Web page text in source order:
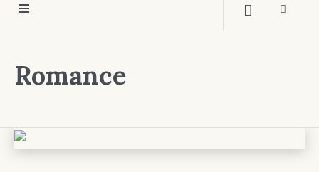
Romance